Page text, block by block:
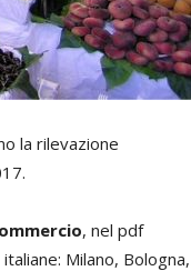
la rilevazione
, nel pdf
Milano, Bologna,